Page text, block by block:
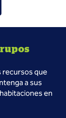
recursos que
a sus
en